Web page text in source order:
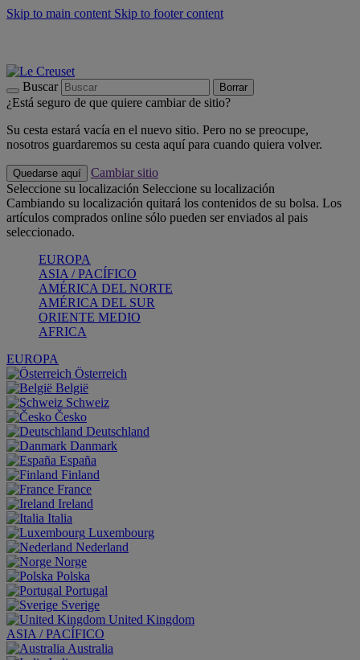
Skip to main content Skip to footer content
Buscar Borrar
¿Está seguro de que quiere cambiar de sitio?
Su cesta estará vacía en el nuevo sitio. Pero no se preocupe,
nosotros guardaremos su cesta aquí para cuando quiera volver.
Quedarse aquí
Cambiar sitio
Seleccione su localización Seleccione su localización
Cambiando su localización quitará los contenidos de su bolsa. Los
artículos comprados online sólo pueden ser enviados al pais
seleccionado.
EUROPA
ASIA / PACÍFICO
AMÉRICA DEL NORTE
AMÉRICA DEL SUR
ORIENTE MEDIO
AFRICA
EUROPA
Österreich
België
Schweiz
Česko
Deutschland
Danmark
España
Finland
France
Ireland
Italia
Luxembourg
Nederland
Norge
Polska
Portugal
Sverige
United Kingdom
ASIA / PACÍFICO
Australia